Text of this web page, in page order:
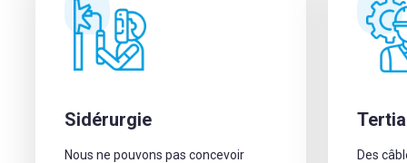
Sidérurgie
Nous ne pouvons pas concevoir
Des